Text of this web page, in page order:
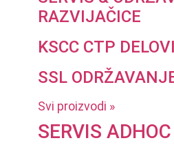
RAZVIJAČICE
KSCC CTP DELOVI
SSL
Svi proizvodi »
SERVIS ADHOC